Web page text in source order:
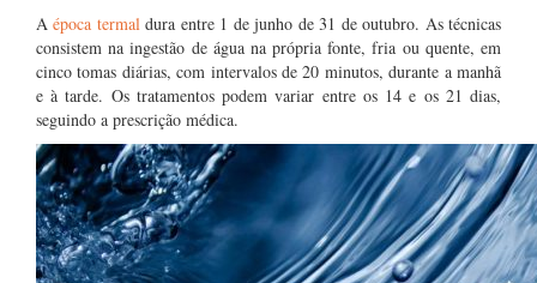
Aépoca termaldura entre 1 de junho de 31 de outubro. As técnicas
consistem na ingestão de água na própria fonte, fria ou quente, em
cinco tomas diárias, com intervalos de 20 minutos, durante a manhã
e à tarde. Os tratamentos podem variar entre os 14 e os 21 dias,
seguindo a prescrição médica.